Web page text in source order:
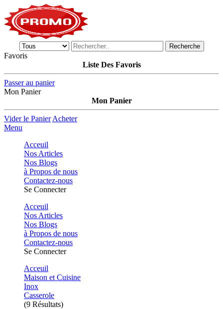
Recherche
Favoris
Liste Des Favoris
Passer au panier
Mon Panier
Mon Panier
Vider le Panier Acheter
Menu
Acceuil
Nos Articles
Nos Blogs
à Propos de nous
Contactez-nous
Se Connecter
Acceuil
Nos Articles
Nos Blogs
à Propos de nous
Contactez-nous
Se Connecter
Acceuil
Maison et Cuisine
Inox
Casserole
(9 Résultats)